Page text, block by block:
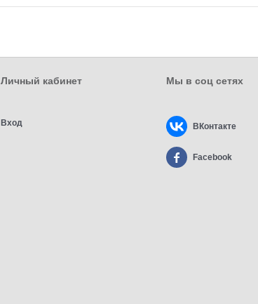
Личный кабинет
Вход
Мы в соц сетях
ВКонтакте
Facebook